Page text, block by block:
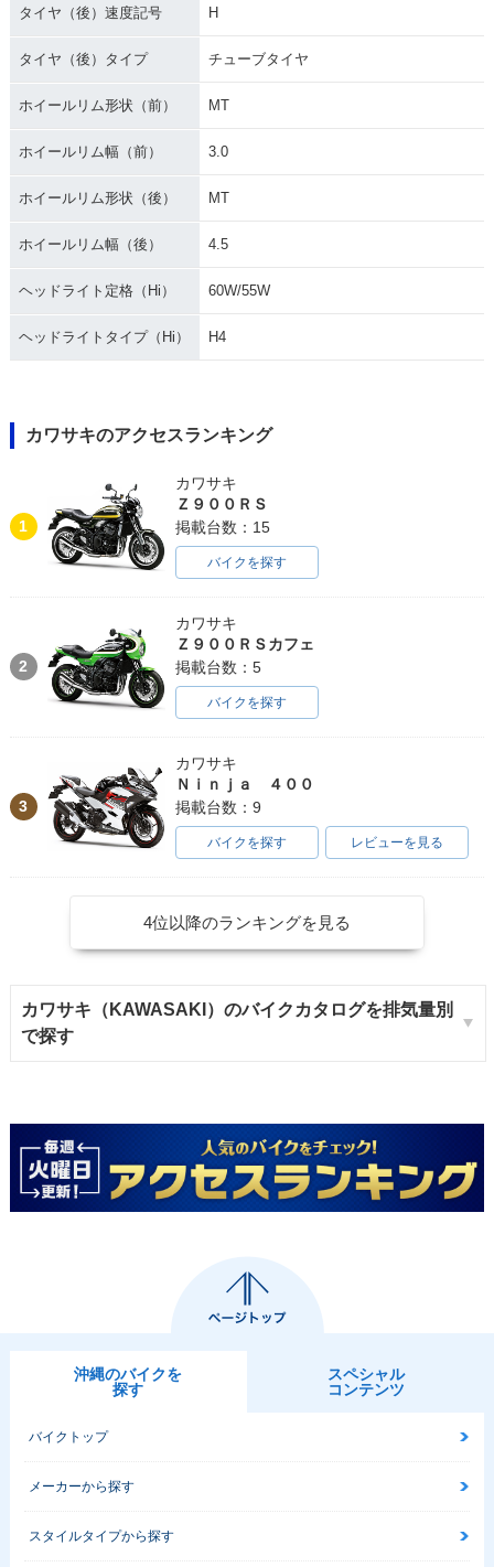
タイヤ（後）速度記号 H
タイヤ（後）タイプ チューブタイヤ
ホイールリム形状（前） MT
ホイールリム幅（前） 3.0
ホイールリム形状（後） MT
ホイールリム幅（後） 4.5
ヘッドライト定格（Hi） 60W/55W
ヘッドライトタイプ（Hi） H4
カワサキのアクセスランキング
1
カワサキ
Ｚ９００ＲＳ
掲載台数：15
バイクを探す
2
カワサキ
Ｚ９００ＲＳカフェ
掲載台数：5
バイクを探す
3
カワサキ
Ｎｉｎｊａ ４００
掲載台数：9
バイクを探す レビューを見る
4位以降のランキングを見る
カワサキ（KAWASAKI）のバイクカタログを排気量別
で探す
沖縄のバイクを
探す
スペシャル
コンテンツ
バイクトップ
メーカーから探す
スタイルタイプから探す